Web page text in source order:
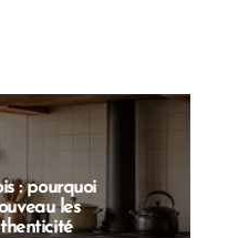
: pourquoi
les